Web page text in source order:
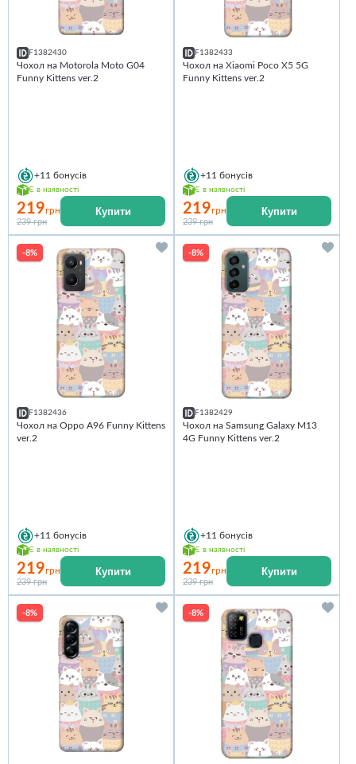
F1382430
Чохол на Motorola Moto G04
Funny Kittens ver.2
+11 бонусів
Є в наявності
219грн
239 грн
Купити
F1382433
Чохол на Xiaomi Poco X5 5G
Funny Kittens ver.2
+11 бонусів
Є в наявності
219грн
239 грн
Купити
-8%
F1382436
Чохол на Oppo A96 Funny Kittens
ver.2
+11 бонусів
Є в наявності
219грн
239 грн
Купити
-8%
F1382429
Чохол на Samsung Galaxy M13
4G Funny Kittens ver.2
+11 бонусів
Є в наявності
219грн
239 грн
Купити
-8% -8%